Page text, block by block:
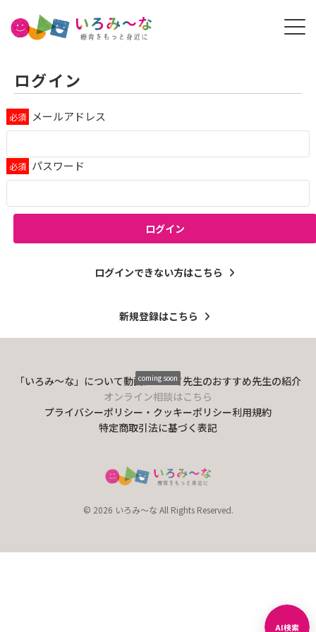
ログイン
メールアドレス
パスワード
ログイン
ログインできない方はこちら
新規登録はこちら
「いろみ〜な」について動画について先生のおすすめ先生の紹介
オンライン相談はこちら
coming soon
プライバシーポリシー・クッキーポリシー利用規約
特定商取引法に基づく表記
© 2026 いろみ～な All Rights Reserved.
AI検索